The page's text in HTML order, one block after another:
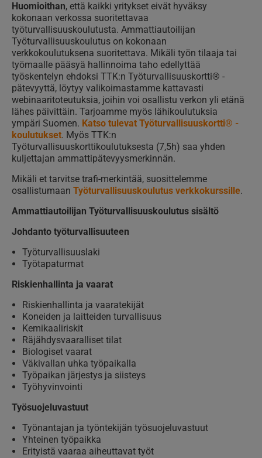
Huomioithan, että kaikki yritykset eivät hyväksy
kokonaan verkossa suoritettavaa
työturvallisuuskoulutusta. Ammattiautoilijan
Työturvallisuuskoulutus on kokonaan
verkkokoulutuksena suoritettava. Mikäli työn tilaaja tai
työmaalle pääsyä hallinnoima taho edellyttää
työskentelyn ehdoksi TTK:n Työturvallisuuskortti® -
pätevyyttä, löytyy valikoimastamme kattavasti
webinaaritoteutuksia, joihin voi osallistu verkon yli etänä
lähes päivittäin. Tarjoamme myös lähikoulutuksia
ympäri Suomen. Katso tulevat Työturvallisuuskortti® -
koulutukset. Myös TTK:n
Työturvallisuuskorttikoulutuksesta (7,5h) saa yhden
kuljettajan ammattipätevyysmerkinnän.
Mikäli et tarvitse trafi-merkintää, suosittelemme
osallistumaan Työturvallisuuskoulutus verkkokurssille.
Ammattiautoilijan Työturvallisuuskoulutus sisältö
Johdanto työturvallisuuteen
Työturvallisuuslaki
Työtapaturmat
Riskienhallinta ja vaarat
Riskienhallinta ja vaaratekijät
Koneiden ja laitteiden turvallisuus
Kemikaaliriskit
Räjähdysvaaralliset tilat
Biologiset vaarat
Väkivallan uhka työpaikalla
Työpaikan järjestys ja siisteys
Työhyvinvointi
Työsuojeluvastuut
Työnantajan ja työntekijän työsuojeluvastuut
Yhteinen työpaikka
Erityistä vaaraa aiheuttavat työt